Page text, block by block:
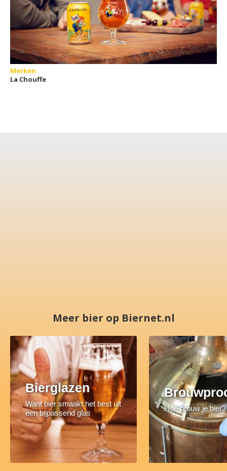
Merken
La Chouffe
Meer bier op Biernet.nl
Bierglazen
Want bier smaakt het best uit
een bijpassend glas
Hoe brouw je bier?